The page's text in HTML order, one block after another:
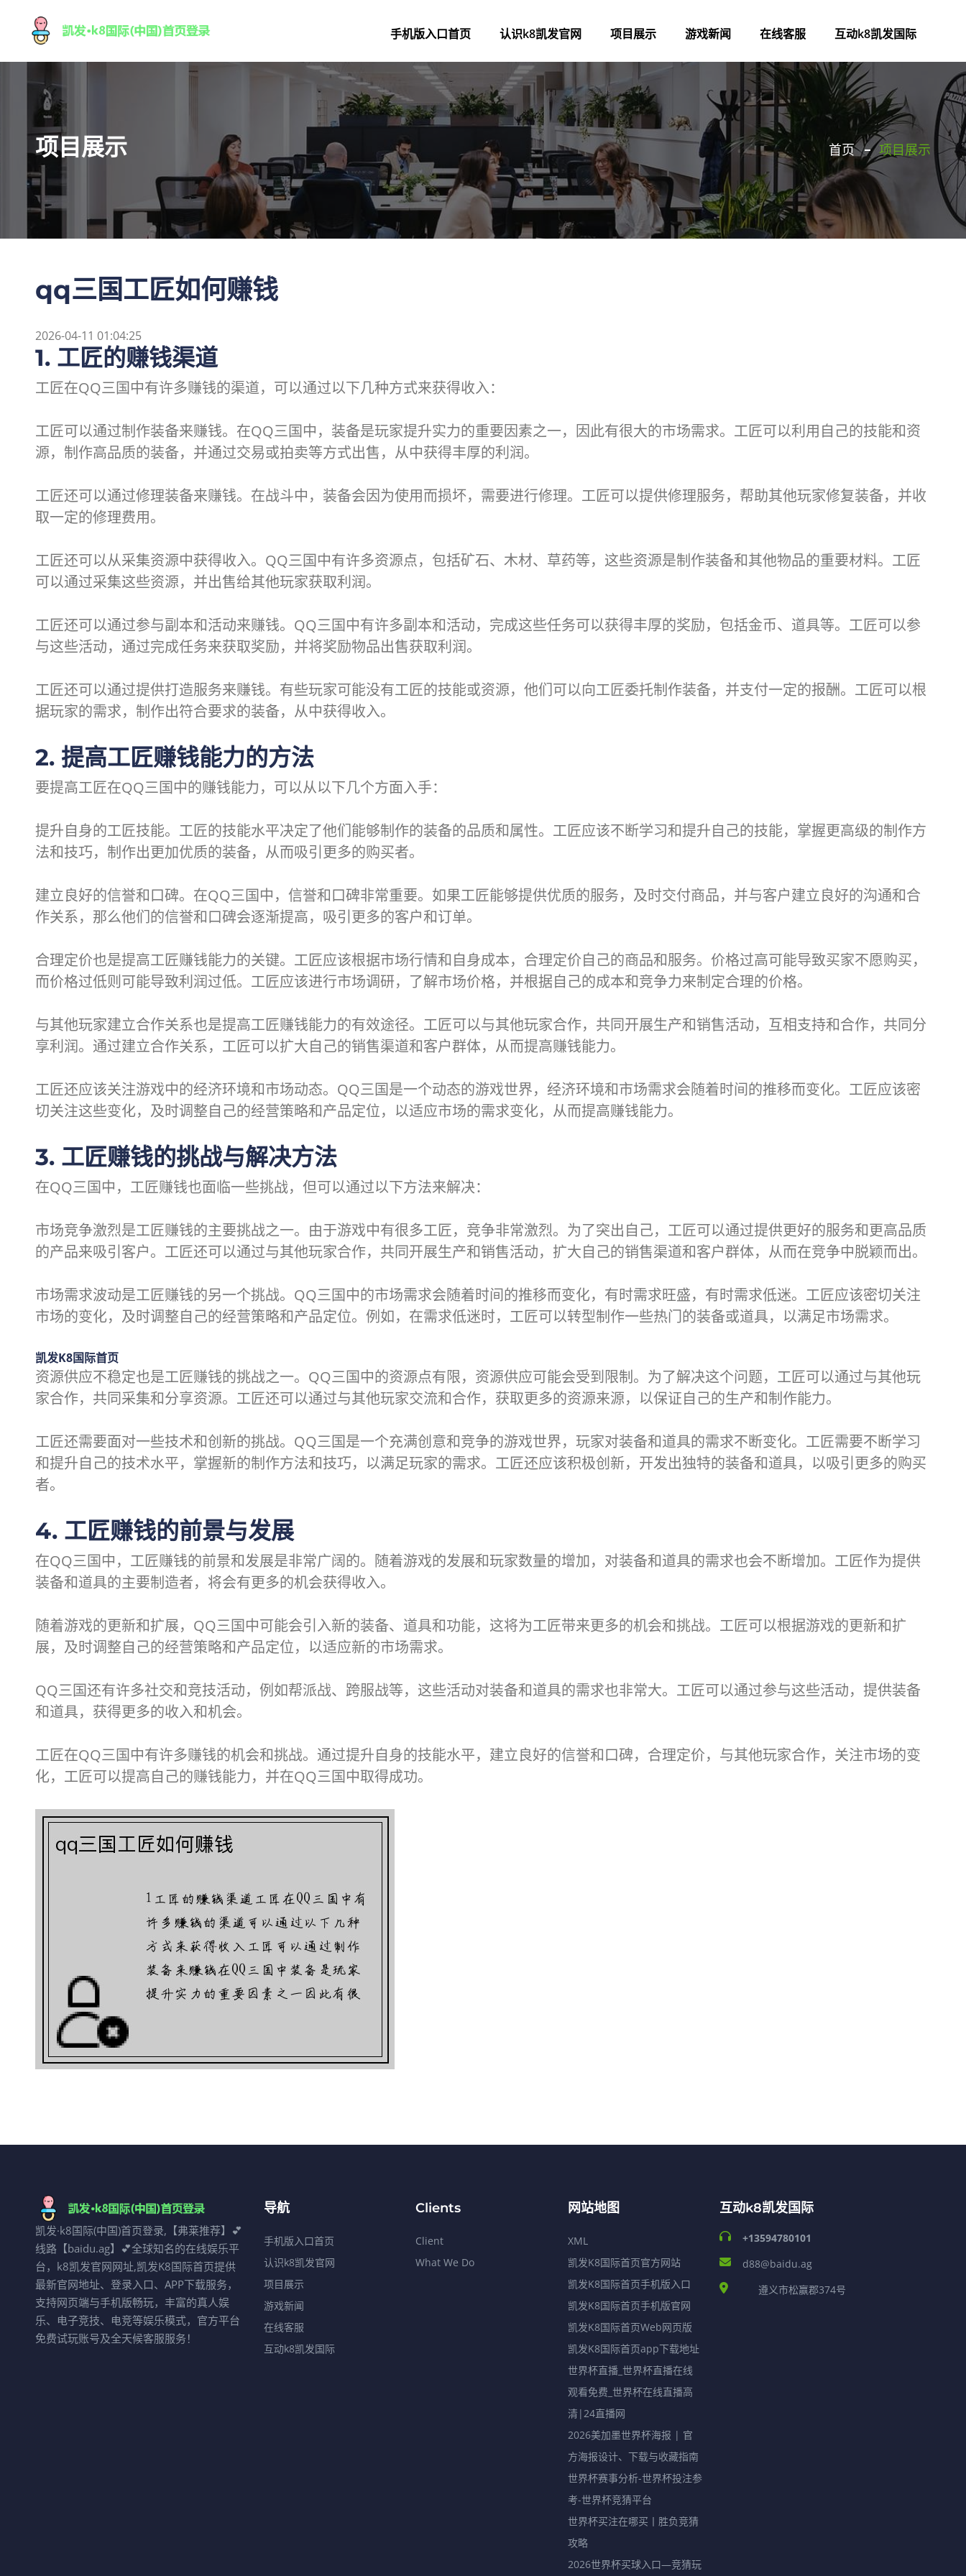
手机版入口首页 认识k8凯发官网 项目展示 游戏新闻 在线客服 互动k8凯发国际
项目展示 首页 项目展示
qq三国工匠如何赚钱
2026-04-11 01:04:25
1. 工匠的赚钱渠道
工匠在QQ三国中有许多赚钱的渠道，可以通过以下几种方式来获得收入：
工匠可以通过制作装备来赚钱。在QQ三国中，装备是玩家提升实力的重要因素之一，因此有很大的市场需求。工匠可以利用自己的技能和资
源，制作高品质的装备，并通过交易或拍卖等方式出售，从中获得丰厚的利润。
工匠还可以通过修理装备来赚钱。在战斗中，装备会因为使用而损坏，需要进行修理。工匠可以提供修理服务，帮助其他玩家修复装备，并收
取一定的修理费用。
工匠还可以从采集资源中获得收入。QQ三国中有许多资源点，包括矿石、木材、草药等，这些资源是制作装备和其他物品的重要材料。工匠
可以通过采集这些资源，并出售给其他玩家获取利润。
工匠还可以通过参与副本和活动来赚钱。QQ三国中有许多副本和活动，完成这些任务可以获得丰厚的奖励，包括金币、道具等。工匠可以参
与这些活动，通过完成任务来获取奖励，并将奖励物品出售获取利润。
工匠还可以通过提供打造服务来赚钱。有些玩家可能没有工匠的技能或资源，他们可以向工匠委托制作装备，并支付一定的报酬。工匠可以根
据玩家的需求，制作出符合要求的装备，从中获得收入。
2. 提高工匠赚钱能力的方法
要提高工匠在QQ三国中的赚钱能力，可以从以下几个方面入手：
提升自身的工匠技能。工匠的技能水平决定了他们能够制作的装备的品质和属性。工匠应该不断学习和提升自己的技能，掌握更高级的制作方
法和技巧，制作出更加优质的装备，从而吸引更多的购买者。
建立良好的信誉和口碑。在QQ三国中，信誉和口碑非常重要。如果工匠能够提供优质的服务，及时交付商品，并与客户建立良好的沟通和合
作关系，那么他们的信誉和口碑会逐渐提高，吸引更多的客户和订单。
合理定价也是提高工匠赚钱能力的关键。工匠应该根据市场行情和自身成本，合理定价自己的商品和服务。价格过高可能导致买家不愿购买，
而价格过低则可能导致利润过低。工匠应该进行市场调研，了解市场价格，并根据自己的成本和竞争力来制定合理的价格。
与其他玩家建立合作关系也是提高工匠赚钱能力的有效途径。工匠可以与其他玩家合作，共同开展生产和销售活动，互相支持和合作，共同分
享利润。通过建立合作关系，工匠可以扩大自己的销售渠道和客户群体，从而提高赚钱能力。
工匠还应该关注游戏中的经济环境和市场动态。QQ三国是一个动态的游戏世界，经济环境和市场需求会随着时间的推移而变化。工匠应该密
切关注这些变化，及时调整自己的经营策略和产品定位，以适应市场的需求变化，从而提高赚钱能力。
3. 工匠赚钱的挑战与解决方法
在QQ三国中，工匠赚钱也面临一些挑战，但可以通过以下方法来解决：
市场竞争激烈是工匠赚钱的主要挑战之一。由于游戏中有很多工匠，竞争非常激烈。为了突出自己，工匠可以通过提供更好的服务和更高品质
的产品来吸引客户。工匠还可以通过与其他玩家合作，共同开展生产和销售活动，扩大自己的销售渠道和客户群体，从而在竞争中脱颖而出。
市场需求波动是工匠赚钱的另一个挑战。QQ三国中的市场需求会随着时间的推移而变化，有时需求旺盛，有时需求低迷。工匠应该密切关注
市场的变化，及时调整自己的经营策略和产品定位。例如，在需求低迷时，工匠可以转型制作一些热门的装备或道具，以满足市场需求。
凯发K8国际首页
资源供应不稳定也是工匠赚钱的挑战之一。QQ三国中的资源点有限，资源供应可能会受到限制。为了解决这个问题，工匠可以通过与其他玩
家合作，共同采集和分享资源。工匠还可以通过与其他玩家交流和合作，获取更多的资源来源，以保证自己的生产和制作能力。
工匠还需要面对一些技术和创新的挑战。QQ三国是一个充满创意和竞争的游戏世界，玩家对装备和道具的需求不断变化。工匠需要不断学习
和提升自己的技术水平，掌握新的制作方法和技巧，以满足玩家的需求。工匠还应该积极创新，开发出独特的装备和道具，以吸引更多的购买
者。
4. 工匠赚钱的前景与发展
在QQ三国中，工匠赚钱的前景和发展是非常广阔的。随着游戏的发展和玩家数量的增加，对装备和道具的需求也会不断增加。工匠作为提供
装备和道具的主要制造者，将会有更多的机会获得收入。
随着游戏的更新和扩展，QQ三国中可能会引入新的装备、道具和功能，这将为工匠带来更多的机会和挑战。工匠可以根据游戏的更新和扩
展，及时调整自己的经营策略和产品定位，以适应新的市场需求。
QQ三国还有许多社交和竞技活动，例如帮派战、跨服战等，这些活动对装备和道具的需求也非常大。工匠可以通过参与这些活动，提供装备
和道具，获得更多的收入和机会。
工匠在QQ三国中有许多赚钱的机会和挑战。通过提升自身的技能水平，建立良好的信誉和口碑，合理定价，与其他玩家合作，关注市场的变
化，工匠可以提高自己的赚钱能力，并在QQ三国中取得成功。
凯发·k8国际(中国)首页登录,【弗莱推荐】💕
线路【baidu.ag】💕全球知名的在线娱乐平
台，k8凯发官网网址,凯发K8国际首页提供
最新官网地址、登录入口、APP下载服务，
支持网页端与手机版畅玩，丰富的真人娱
乐、电子竞技、电竞等娱乐模式，官方平台
免费试玩账号及全天候客服服务！
导航
手机版入口首页
认识k8凯发官网
项目展示
游戏新闻
在线客服
互动k8凯发国际
Clients
Client
What We Do
网站地图
XML
凯发K8国际首页官方网站
凯发K8国际首页手机版入口
凯发K8国际首页手机版官网
凯发K8国际首页Web网页版
凯发K8国际首页app下载地址
世界杯直播_世界杯直播在线
观看免费_世界杯在线直播高
清|24直播网
2026美加墨世界杯海报 | 官
方海报设计、下载与收藏指南
世界杯赛事分析-世界杯投注参
考-世界杯竞猜平台
世界杯买注在哪买丨胜负竞猜
攻略
2026世界杯买球入口—竞猜玩
互动k8凯发国际
+13594780101
d88@baidu.ag
遵义市松赢郡374号